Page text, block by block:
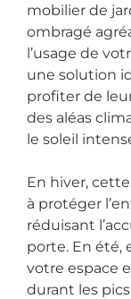
mobilier de
ombragé
l’usage de
une solution
profiter de
des aléas
le soleil
En hiver,
à protéger
réduisant
porte. En été,
votre espace
durant les